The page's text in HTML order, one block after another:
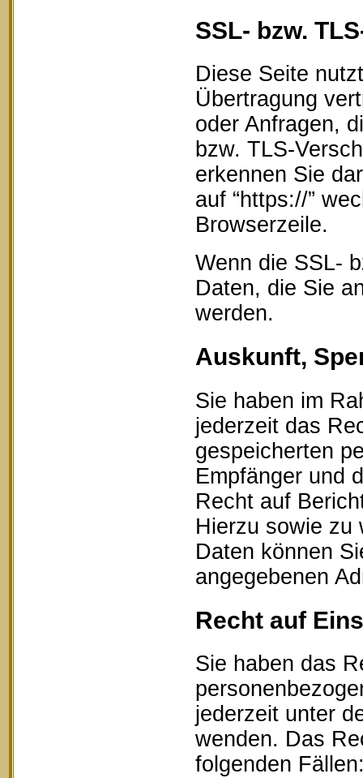
SSL- bzw.
Diese Seite
Übertragung
oder Anfragen,
bzw. TLS-
erkennen Sie
auf “https://”
Browserzeile.
Wenn die SSL-
Daten, die Sie
werden.
Auskunft,
Sie haben im
jederzeit das
gespeicherten
Empfänger und
Recht auf
Hierzu sowie zu
Daten können
angegebenen
Recht auf
Sie haben das
jederzeit unter
wenden. Das
folgenden